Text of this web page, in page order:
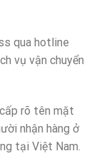
qua hotline
vụ vận chuyển
rõ tên mặt
nhận hàng ở
tại Việt Nam.